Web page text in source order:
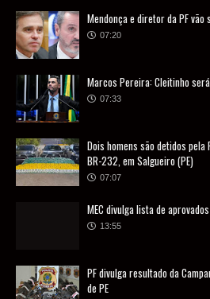
Mendonça e diretor da PF
07:20
Marcos Pereira: Cleitinho
07:33
Dois homens são detidos
BR-232, em Salgueiro (PE)
07:07
MEC divulga lista de
13:55
PF divulga resultado da
de PE